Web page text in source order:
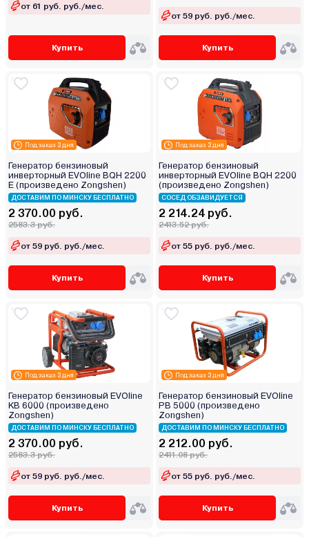
от 61 руб. руб./мес.
Купить
от 59 руб. руб./мес.
Купить
Под заказ 3 дня
Генератор бензиновый
инверторный EVOline BQH 2200
E (произведено Zongshen)
ДОСТАВИМ ПО МИНСКУ БЕСПЛАТНО
2 370.00 руб.
2583.3 руб.
от 59 руб. руб./мес.
Купить
Под заказ 3 дня
Генератор бензиновый
инверторный EVOline BQH 2200
(произведено Zongshen)
СОСЕД ОБЗАВИДУЕТСЯ
2 214.24 руб.
2413.52 руб.
от 55 руб. руб./мес.
Купить
Под заказ 3 дня
Генератор бензиновый EVOline
KB 6000 (произведено
Zongshen)
ДОСТАВИМ ПО МИНСКУ БЕСПЛАТНО
2 370.00 руб.
2583.3 руб.
от 59 руб. руб./мес.
Купить
Под заказ 3 дня
Генератор бензиновый EVOline
PB 5000 (произведено
Zongshen)
ДОСТАВИМ ПО МИНСКУ БЕСПЛАТНО
2 212.00 руб.
2411.08 руб.
от 55 руб. руб./мес.
Купить